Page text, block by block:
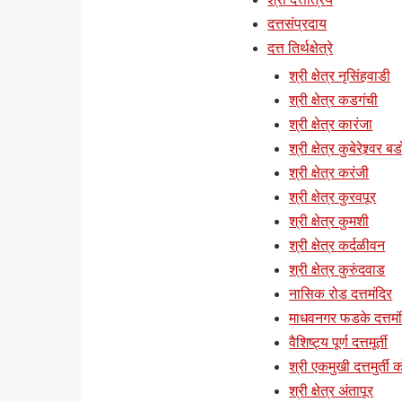
दत्तसंप्रदाय
दत्त तिर्थक्षेत्रे
श्री क्षेत्र नृसिंहवाडी
श्री क्षेत्र कडगंची
श्री क्षेत्र कारंजा
श्री क्षेत्र कुबेरेश्र्वर
श्री क्षेत्र करंजी
श्री क्षेत्र कुरवपूर
श्री क्षेत्र कुमशी
श्री क्षेत्र कर्दळीवन
श्री क्षेत्र कुरुंदवाड
नासिक रोड दत्तमंदिर
माधवनगर फडके
वैशिष्ट्य पूर्ण दत्तमूर्ती
श्री एकमुखी दत्तमुर्ती
श्री क्षेत्र अंतापूर